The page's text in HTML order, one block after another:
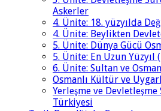
Askerler
4. Ünite: 18. yüzyılda
4. Ünite: Beylikten
5. Ünite: Dünya Gücü
5. Ünite: En Uzun Yüzyıl
6. Ünite: Sultan ve
Osmanlı Kültür ve
Yerleşme ve
Türkiyesi